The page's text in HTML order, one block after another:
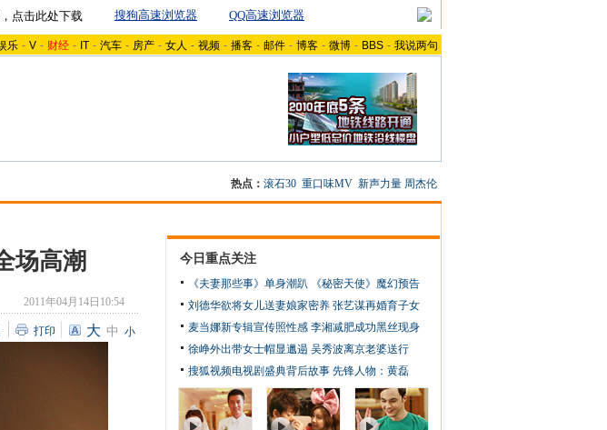
点击此处下载 搜狗高速浏览器 QQ高速浏览器
乐 - V - 财经 - IT - 汽车 - 房产 - 女人 - 视频 - 播客 - 邮件 - 博客 - 微博 - BBS - 我说两句
热点： 滚石30 重口味MV 新声力量 周杰伦
场高潮
2011年04月14日10:54
打印 大 中 小
今日重点关注
《夫妻那些事》单身潮趴
《秘密天使》魔幻预告
刘德华欲将女儿送妻娘家密养 张艺谋再婚育子女
麦当娜新专辑宣传照性感 李湘减肥成功黑丝现身
徐峥外出带女士帽显邋遢 吴秀波离京老婆送行
搜狐视频电视剧盛典背后故事 先锋人物：黄磊